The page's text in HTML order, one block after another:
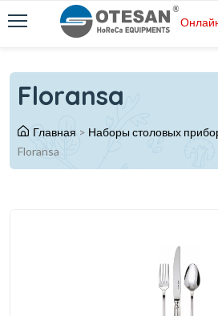
Floransa
Главная > Наборы столовых
Floransa